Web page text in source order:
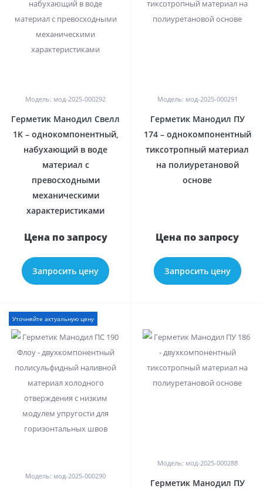
Модель: мод-2025-000292
Герметик Манодил Свелл
1К – однокомпонентный,
набухающий в воде
материал с
превосходными
механическими
характеристиками
Цена по запросу
Запросить цену
Модель: мод-2025-000291
Герметик Манодил ПУ
174 – однокомпонентный
тиксотропный материал
на полиуретановой
основе
Цена по запросу
Запросить цену
Уточняйте актуальную цену
Модель: мод-2025-000290
Модель: мод-2025-000288
Герметик Манодил ПУ